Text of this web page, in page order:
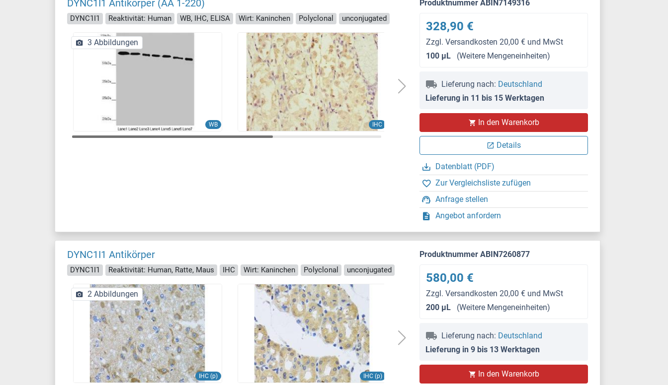
DYNC1I1 Antikörper (AA 1-220)
DYNC1I1 Reaktivität: Human WB, IHC, ELISA Wirt: Kaninchen Polyclonal unconjugated
WB IHC
IHC
3 Abbildungen
Produktnummer ABIN7149316
328,90 €
Zzgl. Versandkosten 20,00 € und MwSt
100 μL
(Weitere Mengeneinheiten)
Lieferung nach: Deutschland
Lieferung in 11 bis 15 Werktagen
In den Warenkorb
Details
Datenblatt (PDF)
Zur Vergleichsliste zufügen
Anfrage stellen
Angebot anfordern
DYNC1I1 Antikörper
DYNC1I1 Reaktivität: Human, Ratte, Maus IHC Wirt: Kaninchen Polyclonal unconjugated
IHC (p) IHC (p)
2 Abbildungen
Produktnummer ABIN7260877
580,00 €
Zzgl. Versandkosten 20,00 € und MwSt
200 μL
(Weitere Mengeneinheiten)
Lieferung nach: Deutschland
Lieferung in 9 bis 13 Werktagen
In den Warenkorb